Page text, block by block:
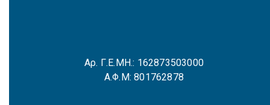
Αρ. Γ.Ε.ΜΗ.: 162873503000
Α.Φ.Μ: 801762878